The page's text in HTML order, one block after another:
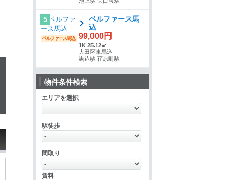
5
ベルファース馬込
ベルファース馬
込
99,000円
1K 25.12㎡
大田区東馬込
馬込駅 荏原町駅
物件条件検索
エリアを選択
駅徒歩
間取り
賃料